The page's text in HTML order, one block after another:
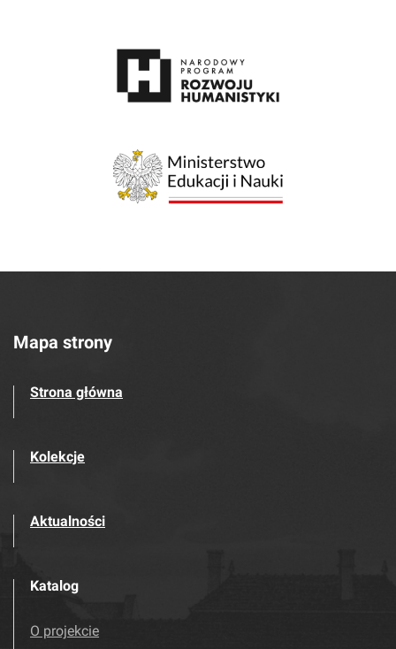
Mapa strony
Strona główna
Kolekcje
Aktualności
Katalog
O projekcie